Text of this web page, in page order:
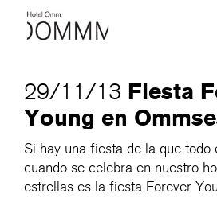
Roca Barcelona
Spa
Lobby & Club
Eventos
Promociones
29/11/13 Fiesta
Young en
Si hay una fiesta de la que todo
cuando se celebra en nuestro
estrellas es la fiesta Forever